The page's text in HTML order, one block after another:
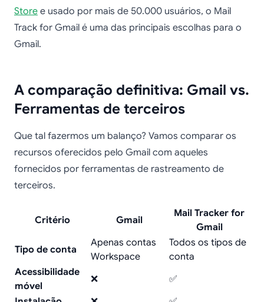
Store e usado por mais de 50.000 usuários, o Mail
Track for Gmail é uma das principais escolhas para o
Gmail.
A comparação definitiva: Gmail vs.
Ferramentas de terceiros
Que tal fazermos um balanço? Vamos comparar os
recursos oferecidos pelo Gmail com aqueles
fornecidos por ferramentas de rastreamento de
terceiros.
Critério Gmail
Mail Tracker for
Gmail
Tipo de conta
Apenas contas
Workspace
Todos os tipos de
conta
Acessibilidade
móvel
❌
✅